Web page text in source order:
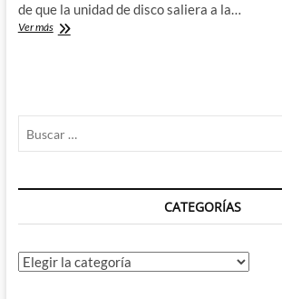
de que la unidad de disco saliera a la…
Ver másEl
de
(IV)
CATEGORÍAS
Categorías